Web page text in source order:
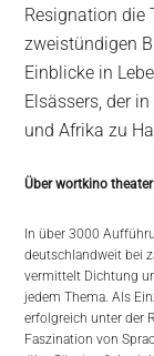
Resignation die
zweistündigen
Einblicke in
Elsässers, der
und Afrika zu
Über wortkino theater:
In über 3000
deutschlandweit bei
vermittelt Dichtung
jedem Thema. Als
erfolgreich unter der
Faszination von